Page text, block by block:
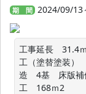
期 間 2024/09/13
工事延長　31.4
工（塗替塗装）
造　4基　床版
工　168ｍ2